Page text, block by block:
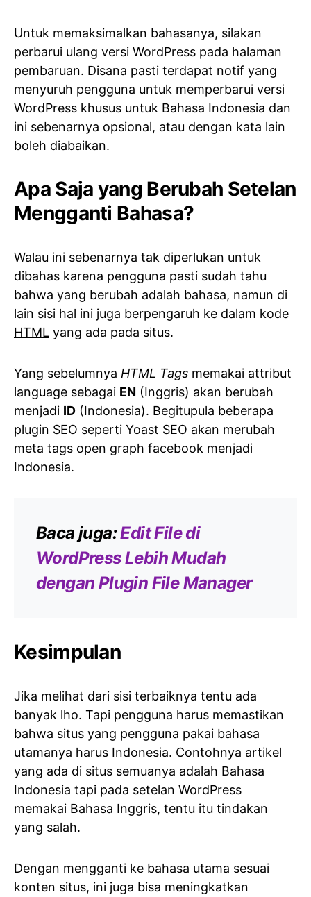
Untuk memaksimalkan bahasanya, silakan
perbarui ulang versi WordPress pada halaman
pembaruan. Disana pasti terdapat notif yang
menyuruh pengguna untuk memperbarui versi
WordPress khusus untuk Bahasa Indonesia dan
ini sebenarnya opsional, atau dengan kata lain
boleh diabaikan.
Apa Saja yang Berubah Setelan
Mengganti Bahasa?
Walau ini sebenarnya tak diperlukan untuk
dibahas karena pengguna pasti sudah tahu
bahwa yang berubah adalah bahasa, namun di
lain sisi hal ini juga berpengaruh ke dalam kode
HTML yang ada pada situs.
Yang sebelumnya HTML Tags memakai attribut
language sebagai EN (Inggris) akan berubah
menjadi ID (Indonesia). Begitupula beberapa
plugin SEO seperti Yoast SEO akan merubah
meta tags open graph facebook menjadi
Indonesia.
Baca juga:Edit File di
WordPress Lebih Mudah
dengan Plugin File Manager
Kesimpulan
Jika melihat dari sisi terbaiknya tentu ada
banyak lho. Tapi pengguna harus memastikan
bahwa situs yang pengguna pakai bahasa
utamanya harus Indonesia. Contohnya artikel
yang ada di situs semuanya adalah Bahasa
Indonesia tapi pada setelan WordPress
memakai Bahasa Inggris, tentu itu tindakan
yang salah.
Dengan mengganti ke bahasa utama sesuai
konten situs, ini juga bisa meningkatkan